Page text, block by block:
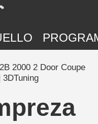
2000 2 Door Coupe